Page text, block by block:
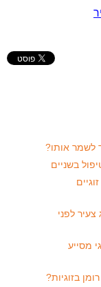
לשמר אותו?
בשניים
צעיר לפני
מסייע
בזוגיות?